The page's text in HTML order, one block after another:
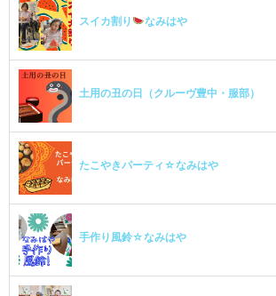
スイカ割り なみはや
土用の丑の日（クルーヴ豊中・服部）
たこやきパーティ☆なみはや
手作り風鈴☆なみはや